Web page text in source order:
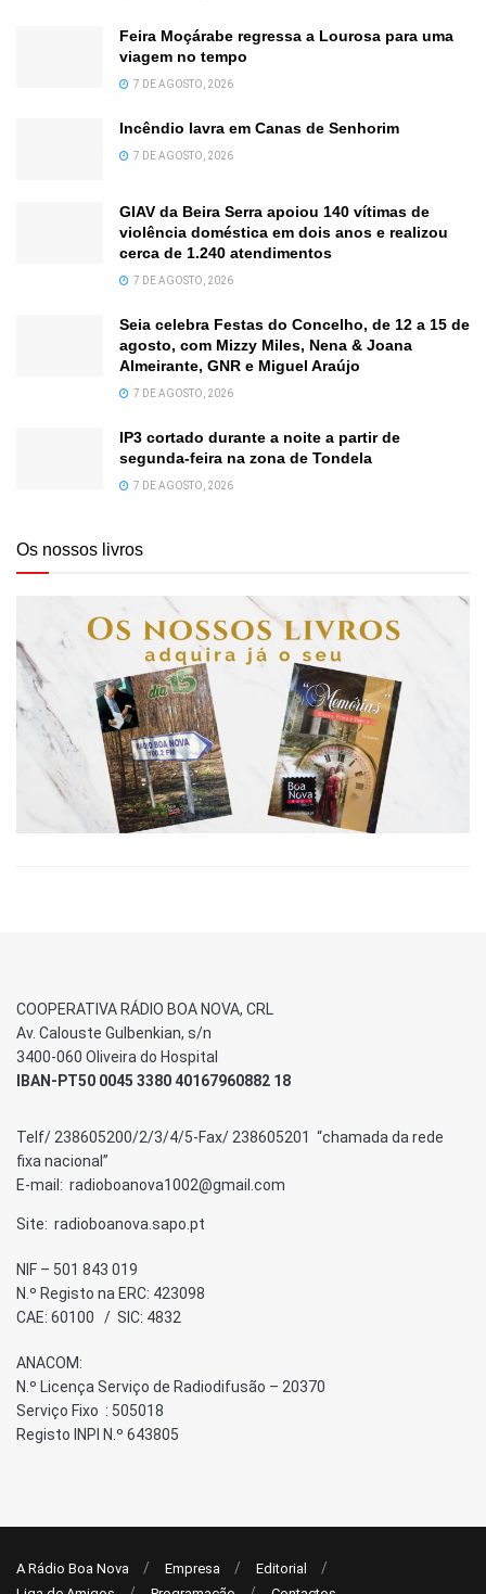
Feira Moçárabe regressa a Lourosa para uma
viagem no tempo
7 DE AGOSTO, 2026
Incêndio lavra em Canas de Senhorim
7 DE AGOSTO, 2026
GIAV da Beira Serra apoiou 140 vítimas de
violência doméstica em dois anos e realizou
cerca de 1.240 atendimentos
7 DE AGOSTO, 2026
Seia celebra Festas do Concelho, de 12 a 15 de
agosto, com Mizzy Miles, Nena & Joana
Almeirante, GNR e Miguel Araújo
7 DE AGOSTO, 2026
IP3 cortado durante a noite a partir de
segunda-feira na zona de Tondela
7 DE AGOSTO, 2026
Os nossos livros
COOPERATIVA RÁDIO BOA NOVA, CRL
Av. Calouste Gulbenkian, s/n
3400-060 Oliveira do Hospital
IBAN-PT50 0045 3380 40167960882 18
Telf/ 238605200/2/3/4/5-Fax/ 238605201 “chamada da rede
fixa nacional”
E-mail: radioboanova1002@gmail.com
Site: radioboanova.sapo.pt
NIF – 501 843 019
N.º Registo na ERC: 423098
CAE: 60100 / SIC: 4832
ANACOM:
N.º Licença Serviço de Radiodifusão – 20370
Serviço Fixo : 505018
Registo INPI N.º 643805
A Rádio Boa Nova Empresa
Editorial